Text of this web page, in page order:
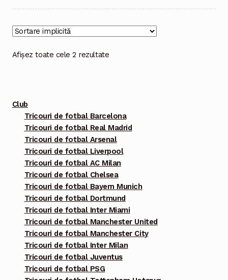
mai
multe
variații.
Afișez toate cele 2 rezultate
Club
Tricouri de fotbal Barcelona
Tricouri de fotbal Real Madrid
Tricouri de fotbal Arsenal
Tricouri de fotbal Liverpool
Tricouri de fotbal AC Milan
Tricouri de fotbal Chelsea
Tricouri de fotbal Bayern Munich
Tricouri de fotbal Dortmund
Tricouri de fotbal Inter Miami
Tricouri de fotbal Manchester United
Tricouri de fotbal Manchester City
Tricouri de fotbal Inter Milan
Tricouri de fotbal Juventus
Tricouri de fotbal PSG